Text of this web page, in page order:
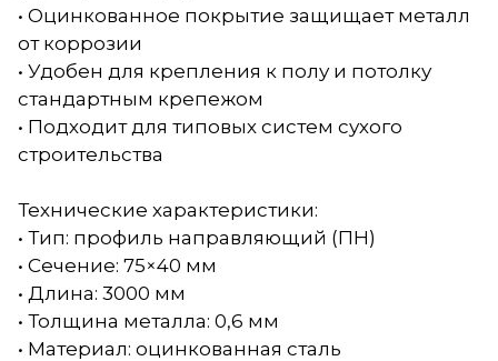
• Оцинкованное покрытие защищает металл
от коррозии
• Удобен для крепления к полу и потолку
стандартным крепежом
• Подходит для типовых систем сухого
строительства
Технические характеристики:
• Тип: профиль направляющий (ПН)
• Сечение: 75×40 мм
• Длина: 3000 мм
• Толщина металла: 0,6 мм
• Материал: оцинкованная сталь